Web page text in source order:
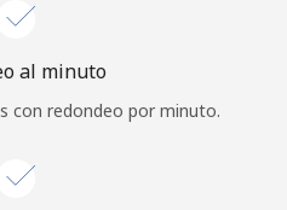
o
con
al minuto
con redondeo por minuto.